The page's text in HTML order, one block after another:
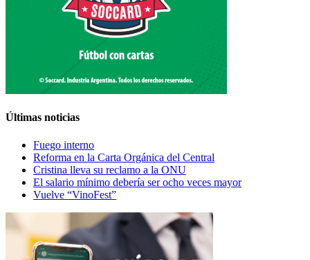
Últimas noticias
Fuego interno
Reforma en la Carta Orgánica del Central
Cristina lleva su reclamo a la ONU
El salario mínimo debería ser ocho veces mayor
Vuelve “VinoFest”